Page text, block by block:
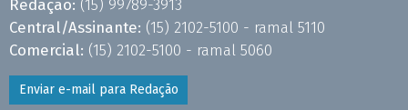
Redação: (15) 99789-3913
Central/Assinante: (15) 2102-5100 - ramal 5110
Comercial: (15) 2102-5100 - ramal 5060
Enviar e-mail para Redação